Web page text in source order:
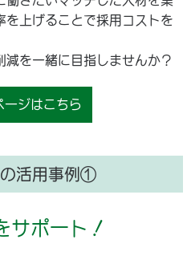
を上げることで採用コストを
を一緒に目指しませんか？
ージはこちら
活用事例①
サポート！